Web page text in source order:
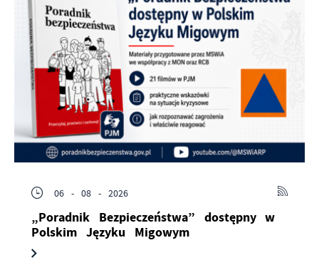
06 - 08 - 2026
„Poradnik Bezpieczeństwa” dostępny w
Polskim Języku Migowym